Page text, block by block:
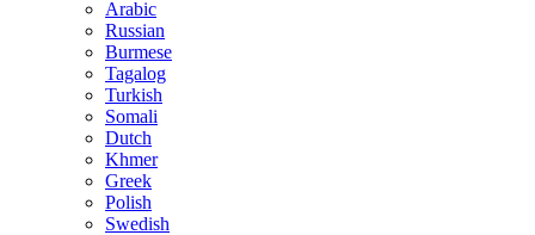
Arabic
Russian
Burmese
Tagalog
Turkish
Somali
Dutch
Khmer
Greek
Polish
Swedish